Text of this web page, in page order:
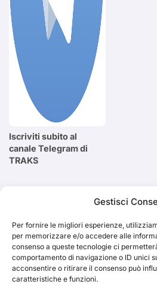
Gestisci
Per fornire le migliori esperienze,
per memorizzare e/o accedere alle
consenso a queste tecnologie ci
comportamento di navigazione o ID unici
acconsentire o ritirare il consenso può
caratteristiche e funzioni.
Iscriviti subito al
canale Telegram di
TRAKS